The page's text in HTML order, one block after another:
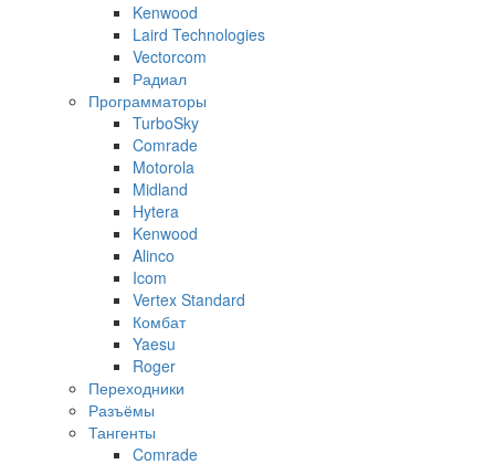
Kenwood
Laird Technologies
Vectorcom
Радиал
Программаторы
TurboSky
Comrade
Motorola
Midland
Hytera
Kenwood
Alinco
Icom
Vertex Standard
Комбат
Yaesu
Roger
Переходники
Разъёмы
Тангенты
Comrade